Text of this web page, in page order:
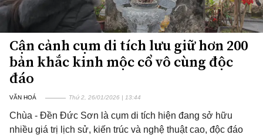
Cận cảnh cụm di tích lưu giữ hơn 200
bản khắc kinh mộc cổ vô cùng độc
đáo
VĂN HOÁ Thứ 2, 26/01/2026 | 13:44
Chùa - Đền Đức Sơn là cụm di tích hiện đang sở hữu
nhiều giá trị lịch sử, kiến trúc và nghệ thuật cao, độc đáo